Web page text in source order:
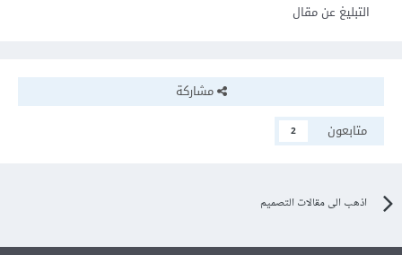
التبليغ عن مقال
مشاركة
متابعون
2
اذهب الى مقالات التصميم